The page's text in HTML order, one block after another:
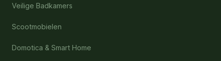
Veilige Badkamers
Scootmobielen
Domotica & Smart Home